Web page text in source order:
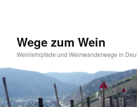
Wege zum Wein
Weinlehrpfade und Weinwanderwege in